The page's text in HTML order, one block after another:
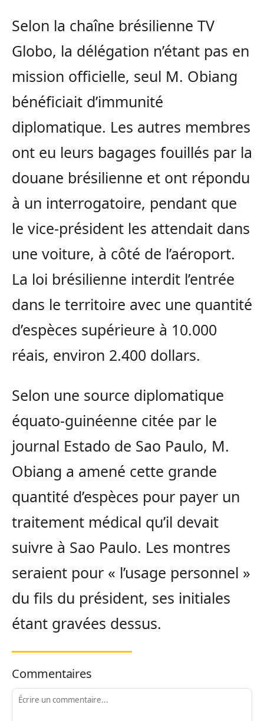
Selon la chaîne brésilienne TV
Globo, la délégation n’étant pas en
mission officielle, seul M. Obiang
bénéficiait d’immunité
diplomatique. Les autres membres
ont eu leurs bagages fouillés par la
douane brésilienne et ont répondu
à un interrogatoire, pendant que
le vice-président les attendait dans
une voiture, à côté de l’aéroport.
La loi brésilienne interdit l’entrée
dans le territoire avec une quantité
d’espèces supérieure à 10.000
réais, environ 2.400 dollars.
Selon une source diplomatique
équato-guinéenne citée par le
journal Estado de Sao Paulo, M.
Obiang a amené cette grande
quantité d’espèces pour payer un
traitement médical qu’il devait
suivre à Sao Paulo. Les montres
seraient pour « l’usage personnel »
du fils du président, ses initiales
étant gravées dessus.
Commentaires